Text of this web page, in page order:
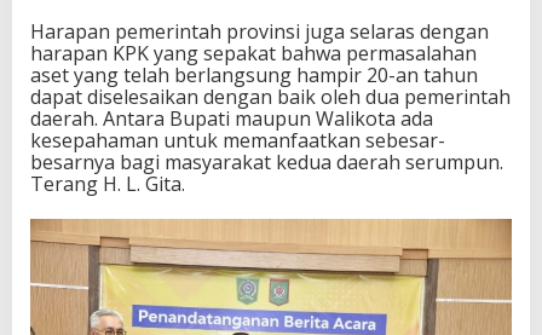
Harapan pemerintah provinsi juga selaras dengan
harapan KPK yang sepakat bahwa permasalahan
aset yang telah berlangsung hampir 20-an tahun
dapat diselesaikan dengan baik oleh dua pemerintah
daerah. Antara Bupati maupun Walikota ada
kesepahaman untuk memanfaatkan sebesar-
besarnya bagi masyarakat kedua daerah serumpun.
Terang H. L. Gita.